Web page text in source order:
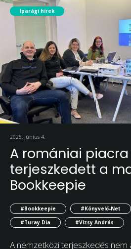
Iparági hírek
2025. június 4.
A romániai piacra
terjeszkedett a
Bookkeepie
#Bookkeepie #Könyvelő-Net
#Turay Dia
#Vizsy András
A nemzetközi terjeszkedés nem